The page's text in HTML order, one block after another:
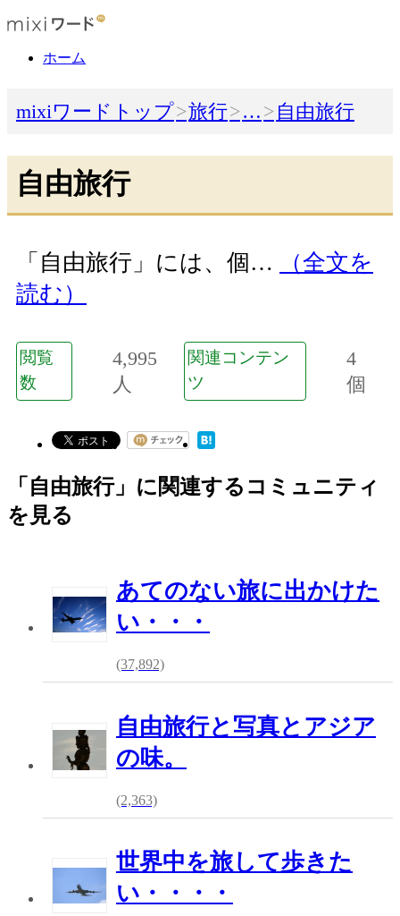
ホーム
mixiワードトップ 旅行 … 自由旅行
自由旅行
「自由旅行」には、個…
（全文を
読む）
閲覧
数
4,995
人
関連コンテン
ツ
4
個
「自由旅行」に関連するコミュニティ
を見る
あてのない旅に出かけた
い・・・
(37,892)
自由旅行と写真とアジア
の味。
(2,363)
世界中を旅して歩きた
い・・・・